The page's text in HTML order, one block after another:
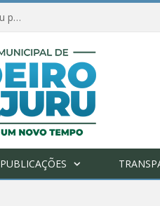
Amanhã começa nova etapa de vacinação em Limoeiro do Ajuru para idosos com 65 ou mais
PUBLICAÇÕES